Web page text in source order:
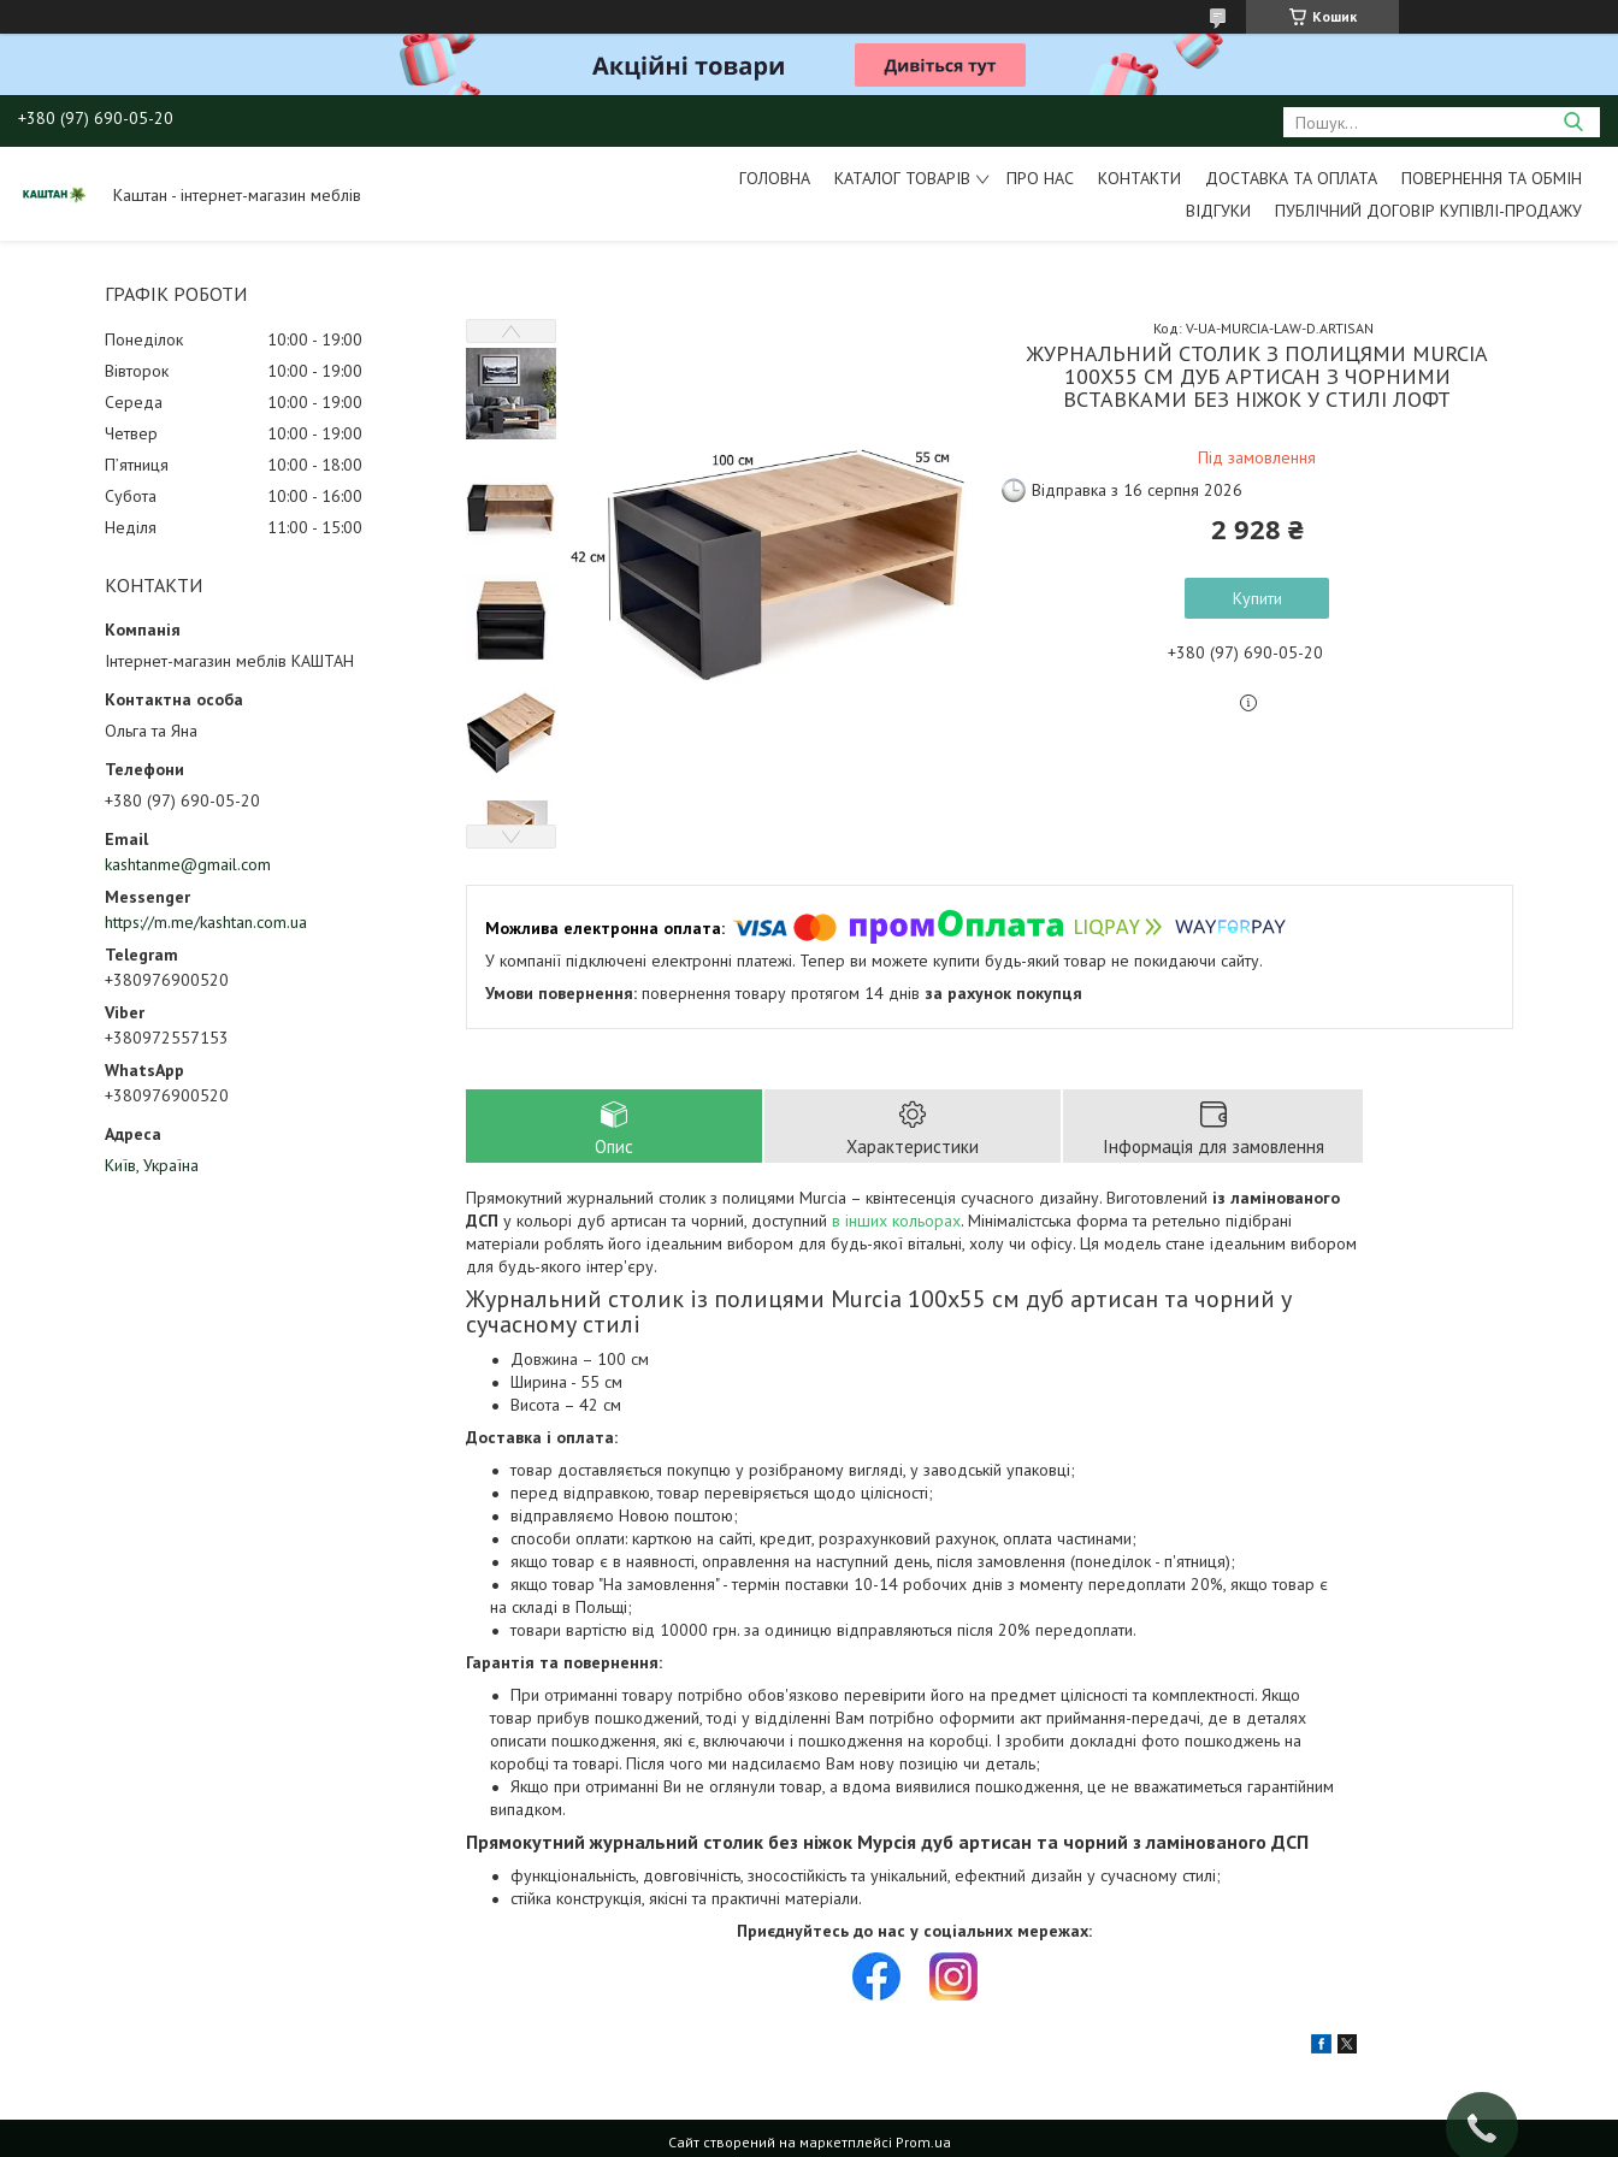
Кошик
+380 (97) 690-05-20
Каштан - інтернет-магазин меблів
ГОЛОВНА КАТАЛОГ ТОВАРІВ ПРО НАС КОНТАКТИ ДОСТАВКА ТА ОПЛАТА
ПОВЕРНЕННЯ ТА ОБМІН
ВІДГУКИ
ПУБЛІЧНИЙ ДОГОВІР КУПІВЛІ-ПРОДАЖУ
ГРАФІК РОБОТИ
Понеділок 10:00
19:00
Вівторок
10:00
19:00
Середа
10:00
19:00
Четвер
10:00
19:00
Пʼятниця
10:00
18:00
Субота
10:00
16:00
Неділя
11:00 15:00
КОНТАКТИ
Інтернет-магазин меблів КАШТАН
Ольга та Яна
+380 (97) 690-05-20
kashtanme@gmail.com
https://m.me/kashtan.com.ua
+380976900520
+380972557153
+380976900520
Київ, Україна
ЖУРНАЛЬНИЙ СТОЛИК З ПОЛИЦЯМИ MURCIA
100Х55 СМ ДУБ АРТИСАН З ЧОРНИМИ
ВСТАВКАМИ БЕЗ НІЖОК У СТИЛІ ЛОФТ
Під замовлення
Код: V-UA-MURCIA-LAW-D.ARTISAN
Відправка з 16 серпня 2026
2 928 ₴
Купити
+380 (97) 690-05-20
У компанії підключені електронні платежі. Тепер ви можете купити будь-який товар не покидаючи сайту.
повернення товару протягом 14 днів за рахунок покупця
Опис Характеристики Інформація для замовлення
Прямокутний журнальний столик з полицями Murcia – квінтесенція сучасного дизайну. Виготовлений із ламінованого
ДСП у кольорі дуб артисан та чорний, доступний в інших кольорах. Мінімалістська форма та ретельно підібрані
матеріали роблять його ідеальним вибором для будь-якої вітальні, холу чи офісу. Ця модель стане ідеальним вибором
для будь-якого інтер'єру.
Журнальний столик із полицями Murcia 100х55 см дуб артисан та чорний у
сучасному стилі
Довжина – 100 см
Ширина - 55 см
Висота – 42 см
Доставка і оплата:
товар доставляється покупцю у розібраному вигляді, у заводській упаковці;
перед відправкою, товар перевіряється щодо цілісності;
відправляємо Новою поштою;
способи оплати: карткою на сайті, кредит, розрахунковий рахунок, оплата частинами;
якщо товар є в наявності, оправлення на наступний день, після замовлення (понеділок - п'ятниця);
якщо товар "На замовлення" - термін поставки 10-14 робочих днів з моменту передоплати 20%, якщо товар є
на складі в Польщі;
товари вартістю від 10000 грн. за одиницю відправляються після 20% передоплати.
Гарантія та повернення:
При отриманні товару потрібно обов'язково перевірити його на предмет цілісності та комплектності. Якщо
товар прибув пошкоджений, тоді у відділенні Вам потрібно оформити акт приймання-передачі, де в деталях
описати пошкодження, які є, включаючи і пошкодження на коробці. І зробити докладні фото пошкоджень на
коробці та товарі. Після чого ми надсилаємо Вам нову позицію чи деталь;
Якщо при отриманні Ви не оглянули товар, а вдома виявилися пошкодження, це не вважатиметься гарантійним
випадком.
Прямокутний журнальний столик без ніжок Мурсія дуб артисан та чорний з ламінованого ДСП
функціональність, довговічність, зносостійкість та унікальний, ефектний дизайн у сучасному стилі;
стійка конструкція, якісні та практичні матеріали.
Приєднуйтесь до нас у соціальних мережах:
Сайт створений на маркетплейсі Prom.ua